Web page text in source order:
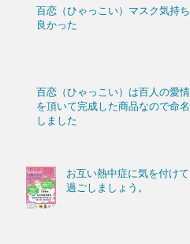
百恋（ひゃっこい）マスク気持ち
良かった
百恋（ひゃっこい）は百人の愛情
を頂いて完成した商品なので命名
しました
お互い熱中症に気を付けて
過ごしましょう。